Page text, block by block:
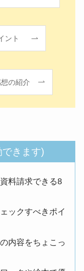
ント
の紹介
きます)
料請求できる8
ックすべきポイ
内容をちょこっ